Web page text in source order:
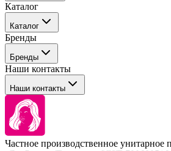
События
Покупателю
Каталог
Каталог
Профессиональные средства для
Сервисные средства
Уход
Стайлинг
Брови и ресницы
Барберинг
Наборы
Расходные материалы
Бренды
Бренды
Tefia
Concept
Kezy
Barex
Sim Sensitive
Kebren
Selective Professional
Наши контакты
Наши контакты
+ 375 44 7233514
Частное производственное унитарное